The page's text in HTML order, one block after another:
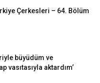
Çerkesleri – 64. Bölüm
büyüdüm ve
vasıtasıyla aktardım’